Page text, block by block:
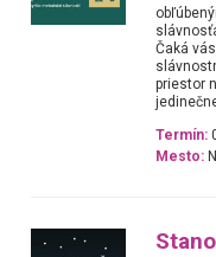
Čaká
priestor
Termín:
Mesto: